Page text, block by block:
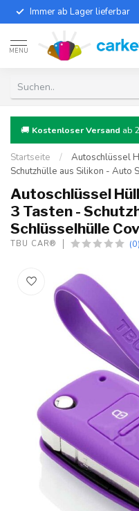
Immer ab Lager lieferbar
MENU
🚚 Kostenloser Versand ab
Startseite /
Autoschlüssel
Schutzhülle aus Silikon - Auto
Autoschlüssel
3 Tasten -
Schlüsselhülle
TBU CAR® (0)